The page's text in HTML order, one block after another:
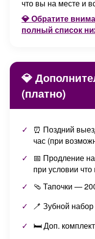
что вы на месте и
💎 Обратите
полный список
💎
(платно)
⏰ Поздний
час (при
📅 Продление
при условии
🩴 Тапочки —
🪥 Зубной
🛏️ Доп.